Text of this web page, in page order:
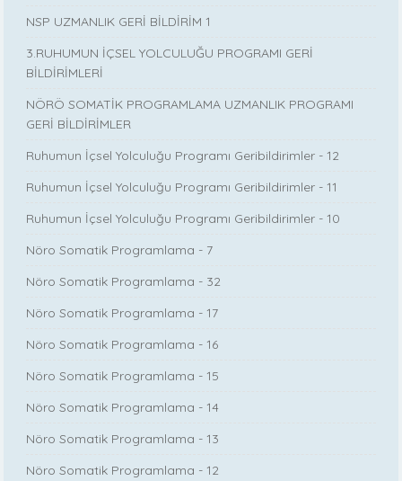
NSP UZMANLIK GERİ BİLDİRİM 1
3.RUHUMUN İÇSEL YOLCULUĞU PROGRAMI GERİ
BİLDİRİMLERİ
NÖRÖ SOMATİK PROGRAMLAMA UZMANLIK PROGRAMI
GERİ BİLDİRİMLER
Ruhumun İçsel Yolculuğu Programı Geribildirimler - 12
Ruhumun İçsel Yolculuğu Programı Geribildirimler - 11
Ruhumun İçsel Yolculuğu Programı Geribildirimler - 10
Nöro Somatik Programlama - 7
Nöro Somatik Programlama - 32
Nöro Somatik Programlama - 17
Nöro Somatik Programlama - 16
Nöro Somatik Programlama - 15
Nöro Somatik Programlama - 14
Nöro Somatik Programlama - 13
Nöro Somatik Programlama - 12